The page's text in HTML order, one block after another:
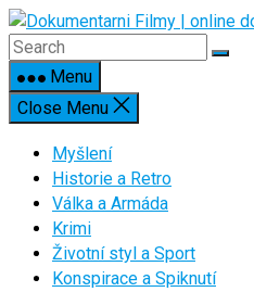
Skip
to
contentMenu
Close Menu
Myšlení
Historie a Retro
Válka a Armáda
Krimi
Životní styl a Sport
Konspirace a Spiknutí